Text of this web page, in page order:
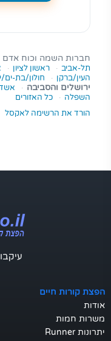
חברות השמה וכוח אדם
תל-אביב · ראשון לציון ·
העין/ברקן · חולון/בת-ים/
ירושלים והסביבה ·
השפלה ·
כל האזורים
הורד את הרשימה לאקסל
הפצת קורות חיים
אודות
משרות חמות
יתרונות Runner